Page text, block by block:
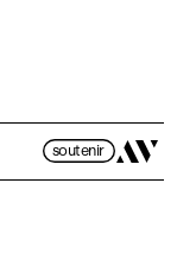
soutenir